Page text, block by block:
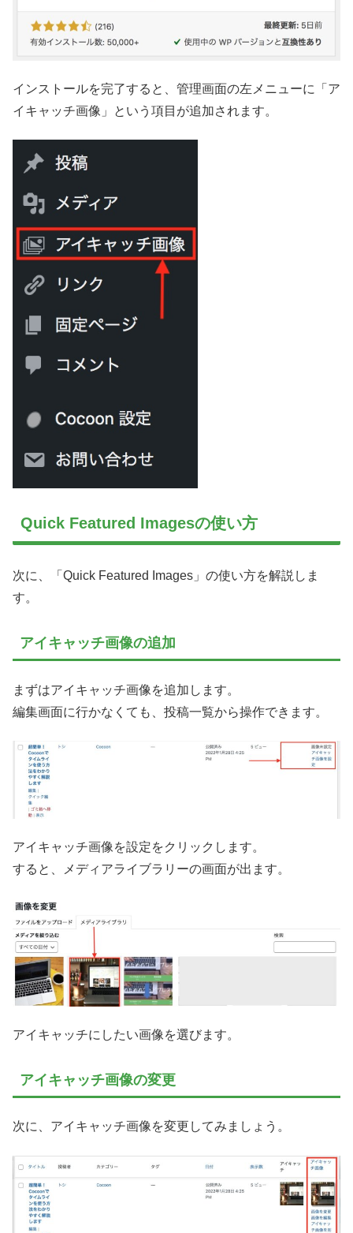
インストールを完了すると、管理画面の左メニューに「ア
イキャッチ画像」という項目が追加されます。
Quick Featured Imagesの使い方
次に、「Quick Featured Images」の使い方を解説しま
す。
アイキャッチ画像の追加
まずはアイキャッチ画像を追加します。
編集画面に行かなくても、投稿一覧から操作できます。
アイキャッチ画像を設定をクリックします。
すると、メディアライブラリーの画面が出ます。
アイキャッチにしたい画像を選びます。
アイキャッチ画像の変更
次に、アイキャッチ画像を変更してみましょう。